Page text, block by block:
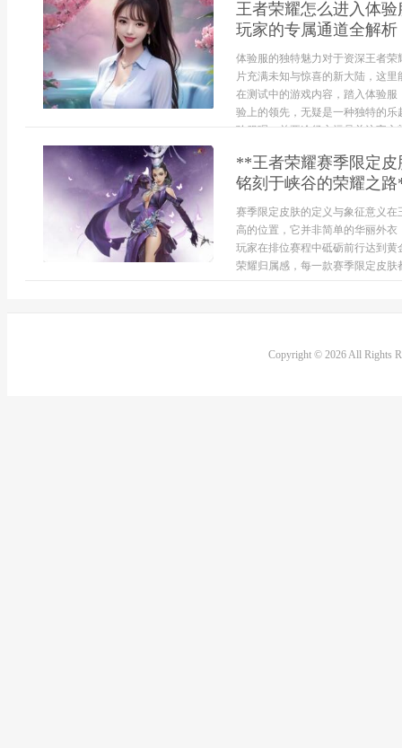
王者荣耀怎么进入体
玩家的专属通道全解析
体验服的独特魅力对于资深王者
片充满未知与惊喜的新大陆，这
在测试中的游戏内容，踏入体验
验上的领先，无疑是一种独特的
验服呢，首要途径永远是关注官方
**王者荣耀赛季限定
铭刻于峡谷的荣耀之
赛季限定皮肤的定义与象征意义
高的位置，它并非简单的华丽外
玩家在排位赛程中砥砺前行达到
荣耀归属感，每一款赛季限定皮
Copyright © 2026 All Rights